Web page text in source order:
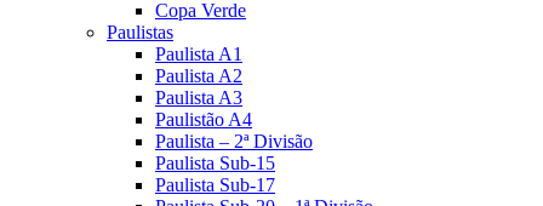
Copa Verde
Paulistas
Paulista A1
Paulista A2
Paulista A3
Paulistão A4
Paulista – 2ª Divisão
Paulista Sub-15
Paulista Sub-17